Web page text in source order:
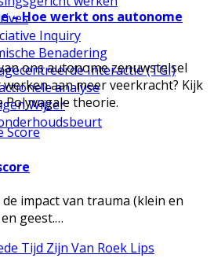
Inquiry
Benadering
Interactie (TGI)
analyse
Wijzer
– Hoe werkt ons autonome
ons autonome zenuwstelsel
aan meer veerkracht? Kijk
Polyvagale theorie.
impact van trauma (klein en
geest.…